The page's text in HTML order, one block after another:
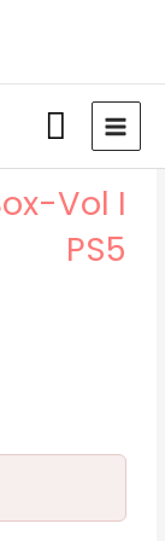
Vol I
PS5